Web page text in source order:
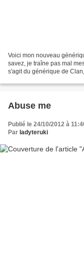
Voici mon nouveau
savez, je traîne pas mal
s'agit du générique de
Abuse me
Publié le 24/10/2012 à
Par ladyteruki